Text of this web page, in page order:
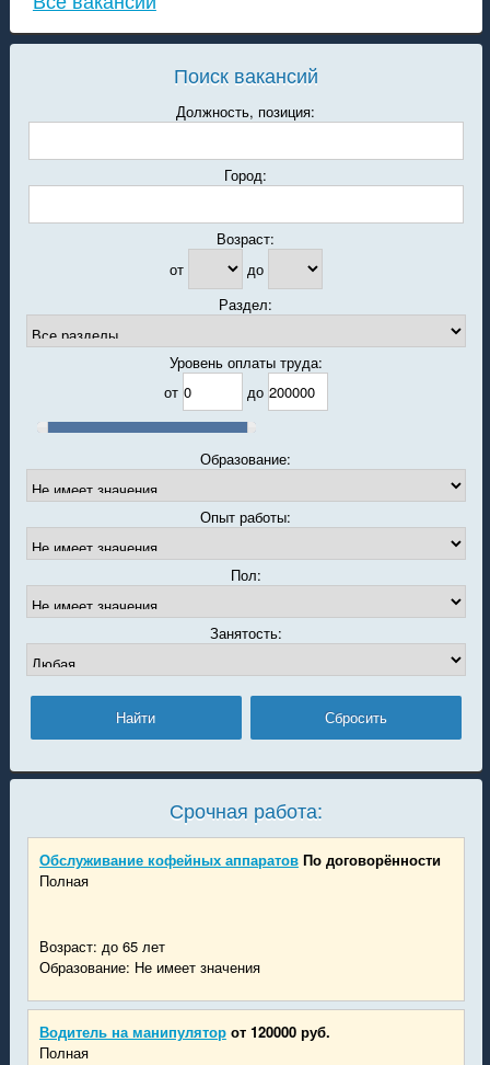
Поиск вакансий
Должность, позиция:
Город:
Возраст:
от
до
Раздел:
Уровень оплаты труда:
от
до
Образование:
Опыт работы:
Пол:
Занятость:
Срочная работа:
Обслуживание кофейных аппаратов По договорённости
Полная
Возраст: до 65 лет
Образование: Не имеет значения
Водитель на манипулятор от 120000 руб.
Полная